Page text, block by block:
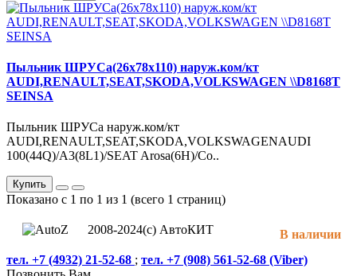
Пыльник ШРУСа(26x78x110) наруж.ком/кт
AUDI,RENAULT,SEAT,SKODA,VOLKSWAGEN \\D8168T
SEINSA
Пыльник ШРУСа наруж.ком/кт
AUDI,RENAULT,SEAT,SKODA,VOLKSWAGENAUDI
100(44Q)/A3(8L1)/SEAT Arosa(6H)/Co..
В наличии
Купить
Показано с 1 по 1 из 1 (всего 1 страниц)
2008-2024(c) АвтоКИТ
тел. +7 (4932) 21-52-68 ; тел. +7 (908) 561-52-68 (Viber)